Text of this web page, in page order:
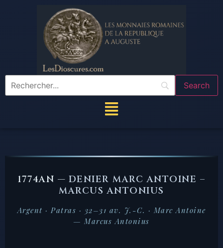
1774AN — DENIER MARC ANTOINE –
MARCUS ANTONIUS
Argent · Patras · 32–31 av. J.-C. · Marc Antoine
— Marcus Antonius